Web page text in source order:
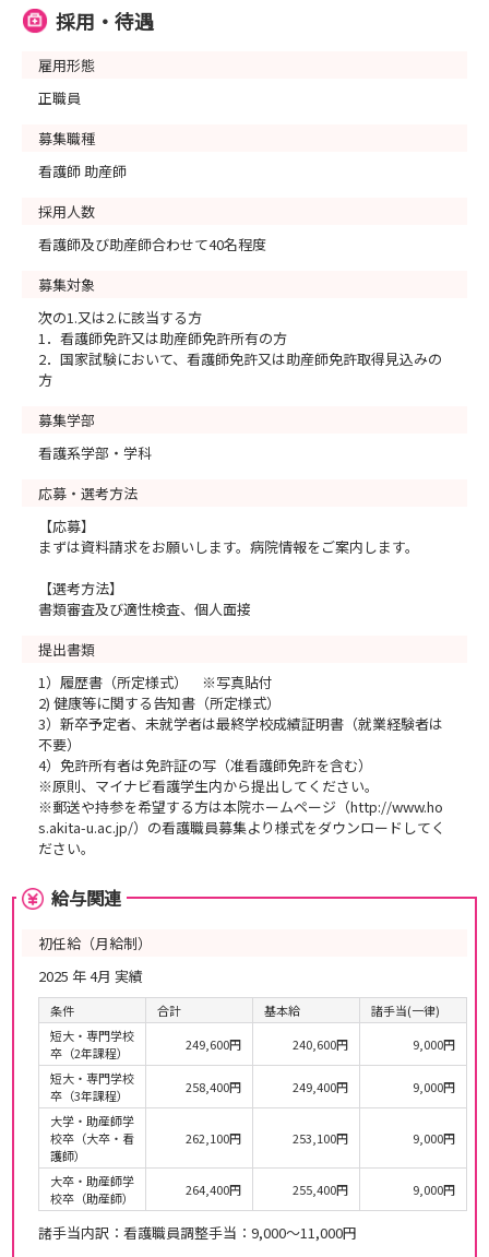
採用・待遇
雇用形態
正職員
募集職種
看護師 助産師
採用人数
看護師及び助産師合わせて40名程度
募集対象
次の1.又は2.に該当する方
1．看護師免許又は助産師免許所有の方
2．国家試験において、看護師免許又は助産師免許取得見込みの
方
募集学部
看護系学部・学科
応募・選考方法
【応募】
まずは資料請求をお願いします。病院情報をご案内します。
【選考方法】
書類審査及び適性検査、個人面接
提出書類
1）履歴書（所定様式） ※写真貼付
2) 健康等に関する告知書（所定様式）
3）新卒予定者、未就学者は最終学校成績証明書（就業経験者は
不要）
4）免許所有者は免許証の写（准看護師免許を含む）
※原則、マイナビ看護学生内から提出してください。
※郵送や持参を希望する方は本院ホームページ（http://www.ho
s.akita-u.ac.jp/）の看護職員募集より様式をダウンロードしてく
ださい。
給与関連
初任給（月給制）
2025 年 4月 実績
条件 合計 基本給
諸手当(一律)
短大・専門学校
卒（2年課程）
249,600円 240,600円
9,000円
短大・専門学校
卒（3年課程）
258,400円 249,400円
9,000円
大学・助産師学
校卒（大卒・看
護師）
262,100円 253,100円 9,000円
大卒・助産師学
校卒（助産師）
264,400円 255,400円 9,000円
諸手当内訳：看護職員調整手当：9,000～11,000円